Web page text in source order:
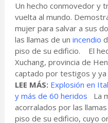
Un hecho conmovedor y
vuelta al mundo.
mujer para salvar a sus
las llamas de un incendio
piso de su edificio. El
Xuchang, provincia de
captado por testigos y ya
LEE MÁS: Explosión en
y más de 60 heridos La
acorralados por las
piso de su edificio, cuyo